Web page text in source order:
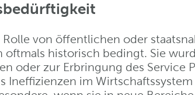
Rolle von öffentlichen oder
oftmals historisch bedingt. Sie
oder zur Erbringung des Service
Ineffizienzen im